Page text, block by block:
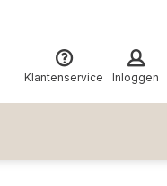
Klantenservice Inloggen